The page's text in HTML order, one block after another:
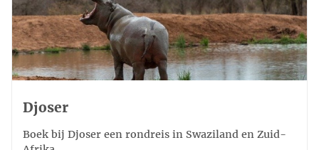
Djoser
Boek bij Djoser een rondreis in Swaziland en Zuid-